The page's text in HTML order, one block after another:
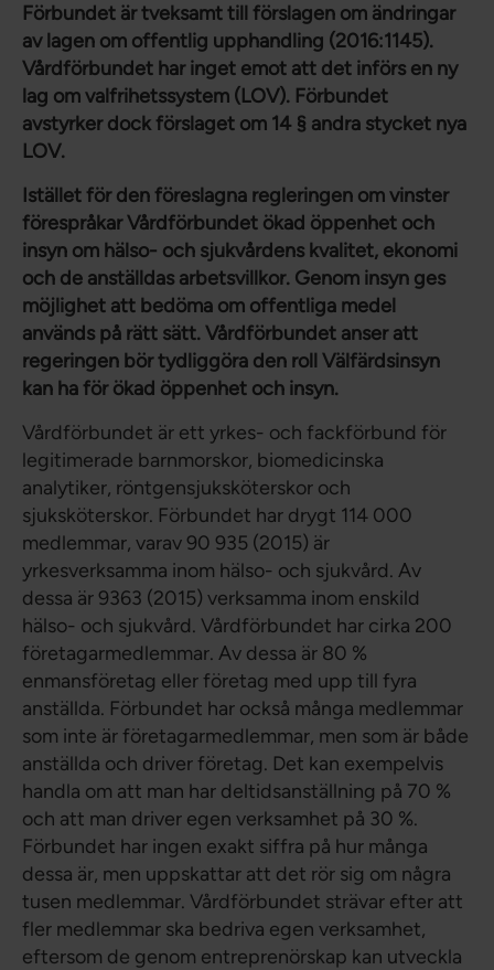
Förbundet är tveksamt till förslagen om ändringar
av lagen om offentlig upphandling (2016:1145).
Vårdförbundet har inget emot att det införs en ny
lag om valfrihetssystem (LOV). Förbundet
avstyrker dock förslaget om 14 § andra stycket nya
LOV.
Istället för den föreslagna regleringen om vinster
förespråkar Vårdförbundet ökad öppenhet och
insyn om hälso- och sjukvårdens kvalitet, ekonomi
och de anställdas arbetsvillkor. Genom insyn ges
möjlighet att bedöma om offentliga medel
används på rätt sätt. Vårdförbundet anser att
regeringen bör tydliggöra den roll Välfärdsinsyn
kan ha för ökad öppenhet och insyn.
Vårdförbundet är ett yrkes- och fackförbund för
legitimerade barnmorskor, biomedicinska
analytiker, röntgensjuksköterskor och
sjuksköterskor. Förbundet har drygt 114 000
medlemmar, varav 90 935 (2015) är
yrkesverksamma inom hälso- och sjukvård. Av
dessa är 9363 (2015) verksamma inom enskild
hälso- och sjukvård. Vårdförbundet har cirka 200
företagarmedlemmar. Av dessa är 80 %
enmansföretag eller företag med upp till fyra
anställda. Förbundet har också många medlemmar
som inte är företagarmedlemmar, men som är både
anställda och driver företag. Det kan exempelvis
handla om att man har deltidsanställning på 70 %
och att man driver egen verksamhet på 30 %.
Förbundet har ingen exakt siffra på hur många
dessa är, men uppskattar att det rör sig om några
tusen medlemmar. Vårdförbundet strävar efter att
fler medlemmar ska bedriva egen verksamhet,
eftersom de genom entreprenörskap kan utveckla